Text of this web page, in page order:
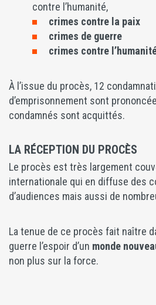
contre l’humanité,
crimes contre la paix
crimes de guerre
crimes contre
À l’issue du procès, 12
d’emprisonnement sont
condamnés sont acquittés.
LA RÉCEPTION DU PROCÈS
Le procès est très largement
internationale qui en diffuse des
d’audiences mais aussi de
La tenue de ce procès fait naître
guerre l’espoir d’un monde
non plus sur la force.